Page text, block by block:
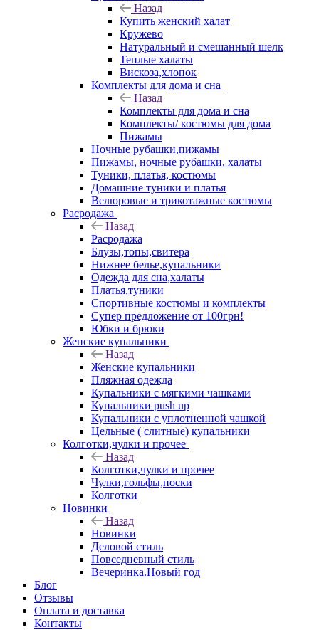
Назад
Купить женский халат
Кружево
Натуральный и смешанный шелк
Теплые халаты
Вискоза,хлопок
Комплекты для дома и сна
Назад
Комплекты для дома и сна
Комплекты/ костюмы для дома
Пижамы
Ночные рубашки,пижамы
Пижамы, ночные рубашки, халаты
Туники, платья, костюмы
Домашние туники и платья
Велюровые и трикотажные костюмы
Расродажа
Назад
Расродажа
Блузы,топы,свитера
Нижнее белье,купальники
Одежда для сна,халаты
Платья,туники
Спортивные костюмы и комплекты
Супер предложение от 100грн!
Юбки и брюки
Женские купальники
Назад
Женские купальники
Пляжная одежда
Купальники с мягкими чашками
Купальники push up
Купальники с уплотненной чашкой
Цельные ( слитные) купальники
Колготки,чулки и прочее
Назад
Колготки,чулки и прочее
Чулки,гольфы,носки
Колготки
Новинки
Назад
Новинки
Деловой стиль
Повседневный стиль
Вечеринка.Новый год
Блог
Отзывы
Оплата и доставка
Контакты